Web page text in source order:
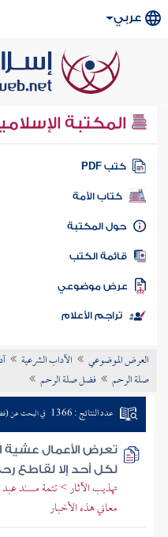
عربي
المكتبة
كتب PDF
كتاب الأمة
المكتبة
الكتب
موضوعي
تراجم الأعلام
العرض الموضوعي الآداب الشرعية
صلة الرحم
فضل صلة الرحم
عدد النتائج : 1366 في البحث عن
تعرض الأعمال عشية
لكل أحد إلا لقاطع
تهذيب الآثار > تتمة مسند
معاني هذه الأخبار